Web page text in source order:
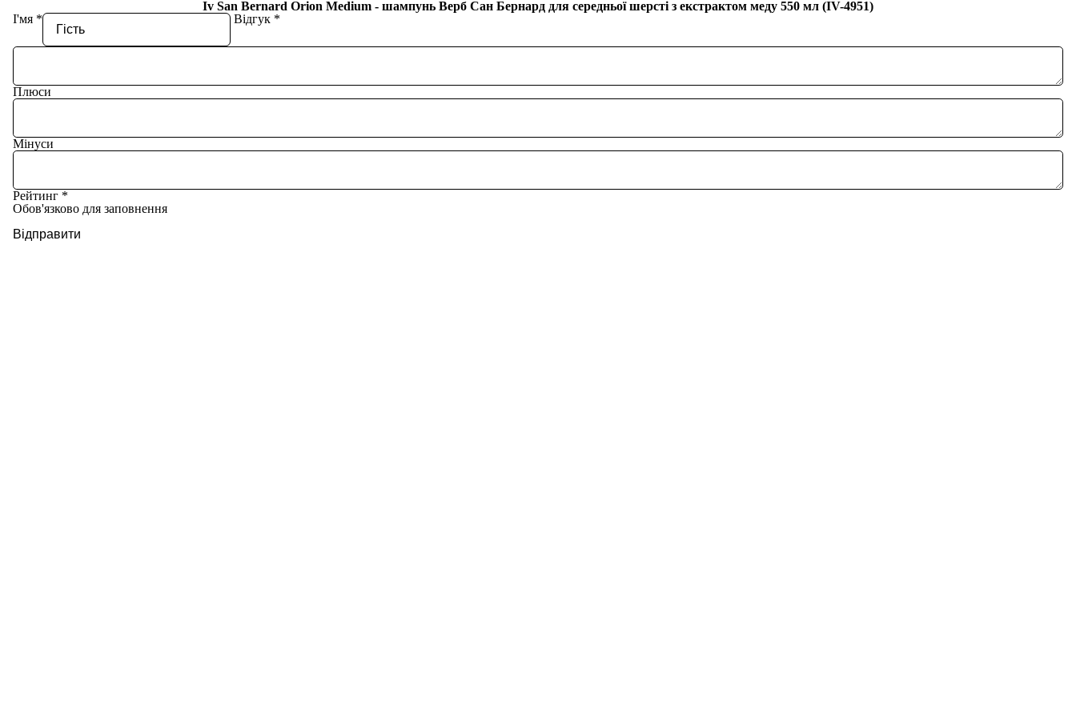
Iv San Bernard Orion Medium - шампунь Верб Сан Бернард для середньої шерсті з екстрактом меду 550 мл (IV-4951)
І'мя
Відгук
Плюси
Мінуси
Рейтинг
Обов'язково для заповнення
Відправити